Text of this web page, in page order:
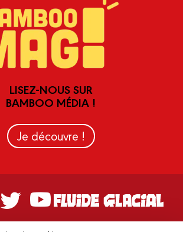
LISEZ-NOUS SUR
BAMBOO MÉDIA !
Je découvre !
Contactez-nous